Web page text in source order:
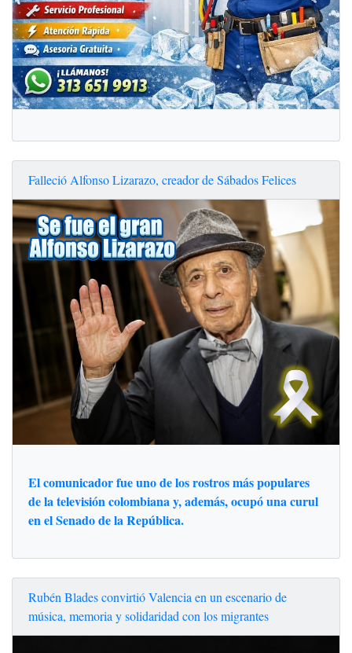
Falleció Alfonso Lizarazo, creador de Sábados Felices
El comunicador fue uno de los rostros más populares
de la televisión colombiana y, además, ocupó una curul
en el Senado de la República.
Rubén Blades convirtió Valencia en un escenario de
música, memoria y solidaridad con los migrantes